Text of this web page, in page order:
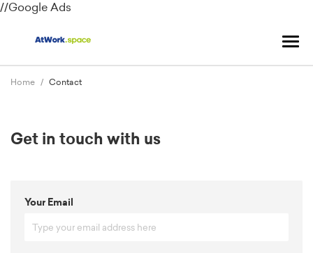
//Google Ads
Home Contact
Get in touch with us
Your Email